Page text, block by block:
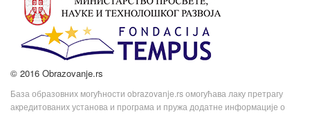
© 2016 Obrazovanje.rs
База образовних могућности obrazovanje.rs омогућава лаку претрагу
акредитованих установа и програма и пружа додатне информације о